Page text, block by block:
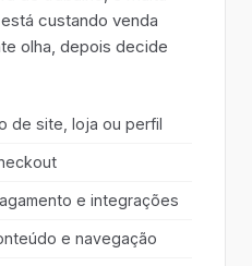
custando venda
olha, depois decide
de site, loja ou perfil
e integrações
e navegação